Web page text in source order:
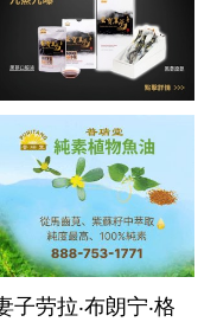
劳拉‧布朗宁‧格